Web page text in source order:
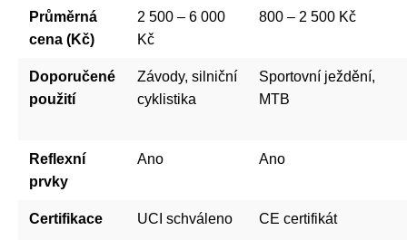
Průměrná
cena (Kč)
2 500 – 6 000
Kč
800 – 2 500 Kč
Doporučené
použití
Závody, silniční
cyklistika
Sportovní ježdění,
MTB
Reflexní
prvky
Ano Ano
Certifikace UCI schváleno CE certifikát